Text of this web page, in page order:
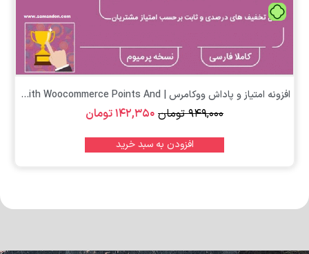
تومان
افزونه امتیاز و پاداش ووکامرس | Yith Woocommerce Points And...
۹۴۹,۰۰۰ تومان ۱۴۲,۳۵۰تومان
افزودن به سبد خرید